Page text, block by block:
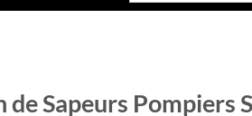
de Sapeurs Pompiers